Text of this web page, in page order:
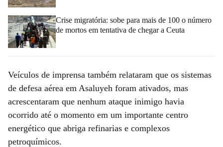
Crise migratória: sobe para mais de 100 o número
de mortos em tentativa de chegar a Ceuta
Veículos de imprensa também relataram que os sistemas
de defesa aérea em Asaluyeh foram ativados, mas
acrescentaram que nenhum ataque inimigo havia
ocorrido até o momento em um importante centro
energético que abriga refinarias e complexos
petroquímicos.